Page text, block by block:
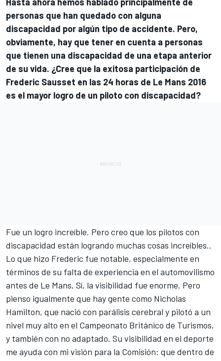
personas que han quedado con alguna
discapacidad por algún tipo de accidente. Pero,
obviamente, hay que tener en cuenta a personas
que tienen una discapacidad de una etapa anterior
de su vida. ¿Cree que la exitosa participación de
Frederic Sausset en las 24 horas de Le Mans 2016
es el mayor logro de un piloto con discapacidad?
Fue un logro increíble. Pero creo que los pilotos con
discapacidad están logrando muchas cosas increíbles..
Lo que hizo Frederic fue notable, especialmente en
términos de su falta de experiencia en el automovilismo
antes de Le Mans. Sí, la visibilidad fue enorme. Pero
pienso igualmente que hay gente como Nicholas
Hamilton, que nació con parálisis cerebral y pilotó a un
nivel muy alto en el Campeonato Británico de Turismos,
y también con no adaptado. Su visibilidad en el deporte
me ayuda con mi visión para la Comisión: que dentro de